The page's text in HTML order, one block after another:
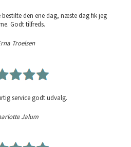
den ene dag, næste dag fik jeg
Godt tilfreds.
Troelsen
service godt udvalg.
Jalum